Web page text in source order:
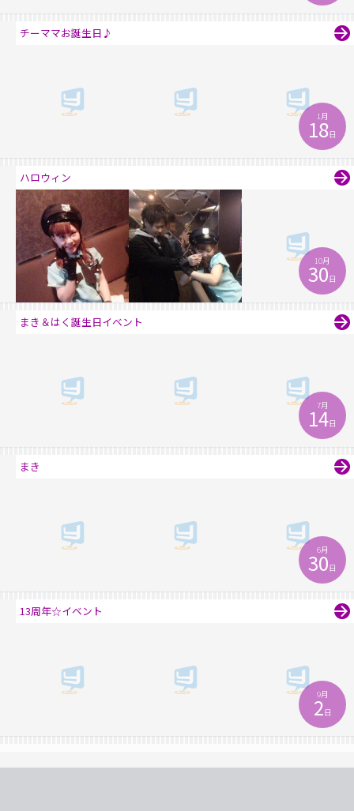
チーママお誕生日♪
1月
18日
ハロウィン
10月
30日
まき＆はく誕生日イベント
7月
14日
まき
6月
30日
13周年☆イベント
9月
2日